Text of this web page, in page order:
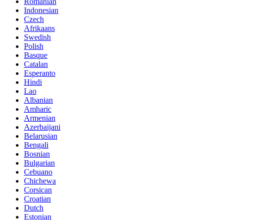
Indonesian
Czech
Afrikaans
Swedish
Polish
Basque
Catalan
Esperanto
Hindi
Lao
Albanian
Amharic
Armenian
Azerbaijani
Belarusian
Bengali
Bosnian
Bulgarian
Cebuano
Chichewa
Corsican
Croatian
Dutch
Estonian